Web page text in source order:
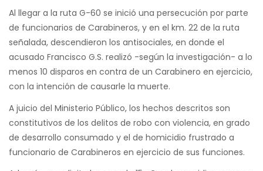
Al llegar a la ruta G-60 se inició una persecución por parte
de funcionarios de Carabineros, y en el km. 22 de la ruta
señalada, descendieron los antisociales, en donde el
acusado Francisco G.S. realizó -según la investigación- a lo
menos 10 disparos en contra de un Carabinero en ejercicio,
con la intención de causarle la muerte.
A juicio del Ministerio Público, los hechos descritos son
constitutivos de los delitos de robo con violencia, en grado
de desarrollo consumado y el de homicidio frustrado a
funcionario de Carabineros en ejercicio de sus funciones.